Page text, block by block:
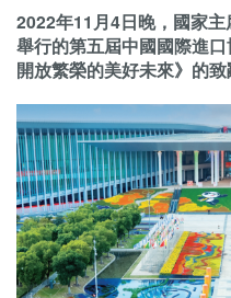
2022年11月4日晚，國家
舉行的第五屆中國國際進
開放繁榮的美好未來》的致